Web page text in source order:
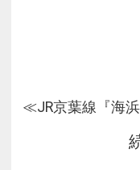
≪JR京葉線『海
★東京ディズニ